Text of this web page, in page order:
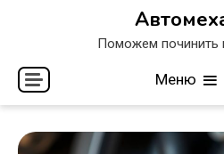
Поможем починить
Меню